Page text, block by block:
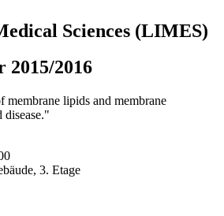
Sciences (LIMES)
2015/2016
membrane lipids and membrane
"
3. Etage